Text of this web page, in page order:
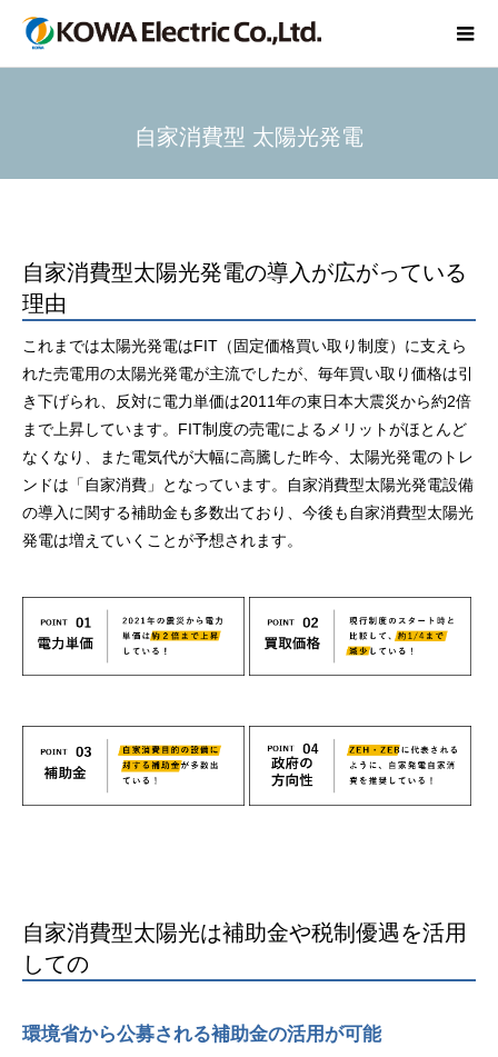
自家消費型 太陽光発電
自家消費型太陽光発電の導入が広がっている
理由
これまでは太陽光発電はFIT（固定価格買い取り制度）に支えら
れた売電用の太陽光発電が主流でしたが、毎年買い取り価格は引
き下げられ、反対に電力単価は2011年の東日本大震災から約2倍
まで上昇しています。FIT制度の売電によるメリットがほとんど
なくなり、また電気代が大幅に高騰した昨今、太陽光発電のトレ
ンドは「自家消費」となっています。自家消費型太陽光発電設備
の導入に関する補助金も多数出ており、今後も自家消費型太陽光
発電は増えていくことが予想されます。
自家消費型太陽光は補助金や税制優遇を活用
しての
環境省から公募される補助金の活用が可能